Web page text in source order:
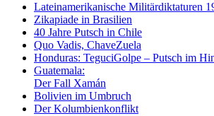
Lateinamerikanische Militärdiktaturen
Zikapiade in Brasilien
40 Jahre Putsch in Chile
Quo Vadis, ChaveZuela
Honduras: TeguciGolpe – Putsch im
Guatemala:
Der Fall Xamán
Bolivien im Umbruch
Der Kolumbienkonflikt